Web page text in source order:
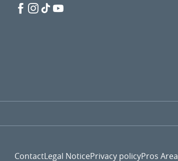
et leurs drôles d'inventeurs
ContactLegal NoticePrivacy policyPros Area